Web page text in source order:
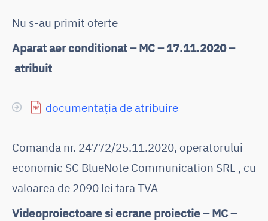
Nu s-au primit oferte
Aparat aer conditionat – MC – 17.11.2020 –
atribuit
documentația de atribuire
Comanda nr. 24772/25.11.2020, operatorului
economic SC BlueNote Communication SRL , cu
valoarea de 2090 lei fara TVA
Videoproiectoare si ecrane proiectie – MC –